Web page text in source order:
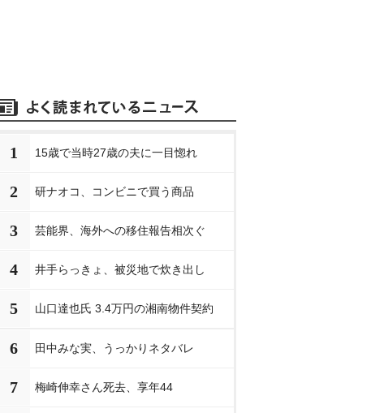
1 15歳で当時27歳の夫に一目惚れ
2 研ナオコ、コンビニで買う商品
3 芸能界、海外への移住報告相次ぐ
4 井手らっきょ、被災地で炊き出し
5 山口達也氏 3.4万円の湘南物件契約
6 田中みな実、うっかりネタバレ
7 梅崎伸幸さん死去、享年44